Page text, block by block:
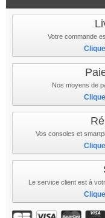
Votre commande
Nos moyens de
Vos consoles et
Le service client est à